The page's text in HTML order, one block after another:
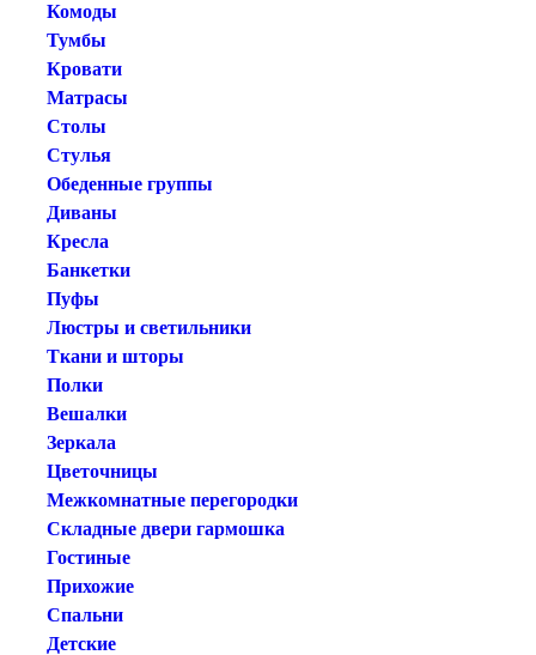
Комоды
Тумбы
Кровати
Матрасы
Столы
Стулья
Обеденные группы
Диваны
Кресла
Банкетки
Пуфы
Люстры и светильники
Ткани и шторы
Полки
Вешалки
Зеркала
Цветочницы
Межкомнатные перегородки
Складные двери гармошка
Гостиные
Прихожие
Спальни
Детские